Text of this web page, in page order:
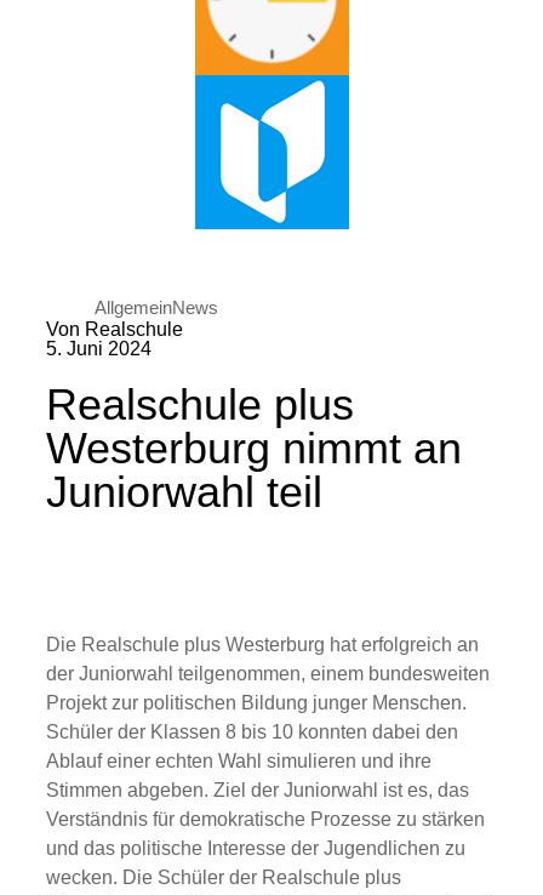
AllgemeinNews
Von Realschule
5. Juni 2024
Realschule plus
Westerburg nimmt an
Juniorwahl teil
Die Realschule plus Westerburg hat erfolgreich an
der Juniorwahl teilgenommen, einem bundesweiten
Projekt zur politischen Bildung junger Menschen.
Schüler der Klassen 8 bis 10 konnten dabei den
Ablauf einer echten Wahl simulieren und ihre
Stimmen abgeben. Ziel der Juniorwahl ist es, das
Verständnis für demokratische Prozesse zu stärken
und das politische Interesse der Jugendlichen zu
wecken. Die Schüler der Realschule plus